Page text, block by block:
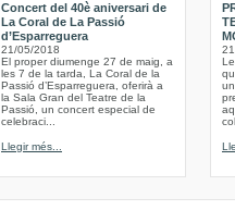
Concert del 40è aniversari de
La Coral de La Passió
d’Esparreguera
21/05/2018
El proper diumenge 27 de maig, a
les 7 de la tarda, La Coral de la
Passió d’Esparreguera, oferirà a
la Sala Gran del Teatre de la
Passió, un concert especial de
celebraci...
Llegir més...